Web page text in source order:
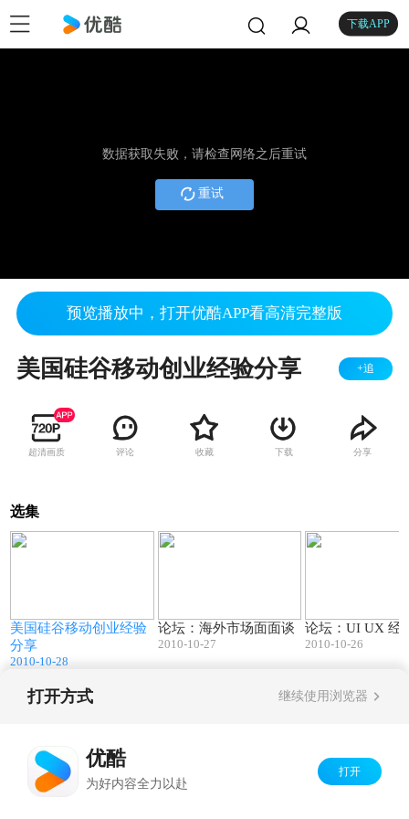
下载APP
数据获取失败，请检查网络之后重试
重试
预览播放中，打开优酷APP看高清完整版
美国硅谷移动创业经验分享 +追
超清画质 评论 收藏 下载 分享
选集
美国硅谷移动创业经验
分享
2010-10-28
论坛：海外市场面面谈
2010-10-27
论坛：UI UX 经
2010-10-26
打开方式 继续使用浏览器
优酷
为好内容全力以赴
打开